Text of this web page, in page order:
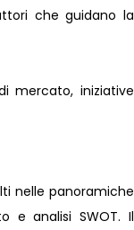
che guidano la
mercato, iniziative
nelle panoramiche
e analisi SWOT. Il